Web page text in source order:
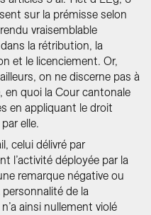
sur la prémisse selon
vraisemblable
la rétribution, la
et le licenciement. Or,
on ne discerne pas à
en quoi la Cour cantonale
en appliquant le droit
elle.
celui délivré par
l’activité déployée par la
remarque négative ou
de la
ainsi nullement violé